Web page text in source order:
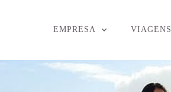
EMPRESA VIAGENS